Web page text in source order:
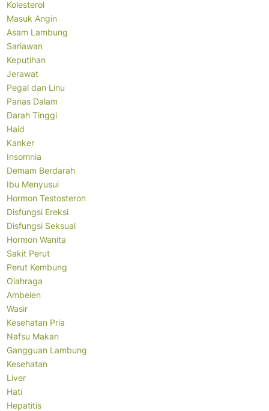
Kolesterol
Masuk Angin
Asam Lambung
Sariawan
Keputihan
Jerawat
Pegal dan Linu
Panas Dalam
Darah Tinggi
Haid
Kanker
Insomnia
Demam Berdarah
Ibu Menyusui
Hormon Testosteron
Disfungsi Ereksi
Disfungsi Seksual
Hormon Wanita
Sakit Perut
Perut Kembung
Olahraga
Ambeien
Wasir
Kesehatan Pria
Nafsu Makan
Gangguan Lambung
Kesehatan
Liver
Hati
Hepatitis